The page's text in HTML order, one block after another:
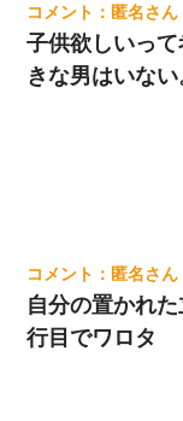
匿名
子供欲しいっ
きな男はいない
匿名
自分の置かれ
行目でワロタ